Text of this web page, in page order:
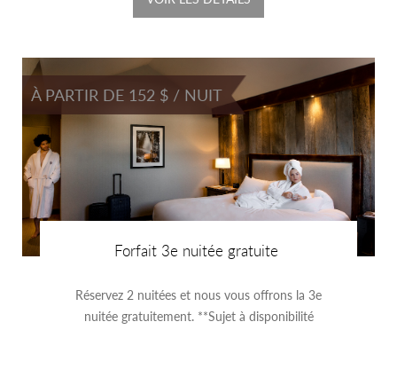
À PARTIR DE 152 $ / NUIT
Forfait 3e nuitée gratuite
Réservez 2 nuitées et nous vous offrons la 3e
nuitée gratuitement. **Sujet à disponibilité